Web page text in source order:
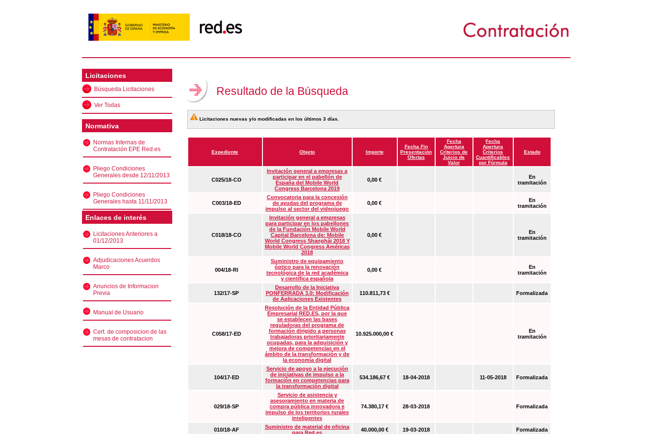
Licitaciones
Búsqueda Licitaciones
Ver Todas
Normativa
Normas Internas de
Contratación EPE Red.es
Pliego Condiciones
Generales desde 12/11/2013
Pliego Condiciones
Generales hasta 11/11/2013
Enlaces de interés
Licitaciones Anteriores a
01/12/2013
Adjudicaciones Acuerdos
Marco
Anuncios de Informacion
Previa
Manual de Usuario
Cert. de composicion de las
mesas de contratacion
Resultado de la Búsqueda
Licitaciones nuevas y/o modificadas en los últimos 3 días.
Expediente Objeto Importe
Fecha Fin
Presentación
Ofertas
Fecha
Apertura
Criterios de
Juicio de
Valor
Fecha
Apertura
Criterios
Cuantificables
por Fórmula
Estado
C025/18-CO
Invitación general a empresas a
participar en el pabellón de
España del Mobile World
Congress Barcelona 2019
0,00 €
En
tramitación
C003/18-ED
Convocatoria para la concesión
de ayudas del programa de
impulso al sector del videojuego
0,00 €
En
tramitación
C018/18-CO
Invitación general a empresas
para participar en los pabellones
de la Fundación Mobile World
Capital Barcelona de: Mobile
World Congress Shanghái 2018 Y
Mobile World Congress Américas
2018
0,00 €
En
tramitación
004/18-RI
Suministro de equipamiento
óptico para la renovación
tecnológica de la red académica
y científica española
0,00 €
En
tramitación
132/17-SP
Desarrollo de la Iniciativa
PONFERRADA 3.0: Modificación
de Aplicaciones Existentes
110.811,73 € Formalizada
C058/17-ED
Resolución de la Entidad Pública
Empresarial RED.ES, por la que
se establecen las bases
reguladoras del programa de
formación dirigido a personas
trabajadoras prioritariamente
ocupadas, para la adquisición y
mejora de competencias en el
ámbito de la transformación y de
la economía digital
10.925.000,00 €
En
tramitación
104/17-ED
Servicio de apoyo a la ejecución
de iniciativas de impulso a la
formación en competencias para
la transformación digital
534.186,67 € 18-04-2018 11-05-2018 Formalizada
029/18-SP
Servicio de asistencia y
asesoramiento en materia de
compra pública innovadora e
impulso de los territorios rurales
inteligentes
74.380,17 € 28-03-2018 Formalizada
010/18-AF
Suministro de material de oficina
para Red.es
40.000,00 € 19-03-2018 Formalizada